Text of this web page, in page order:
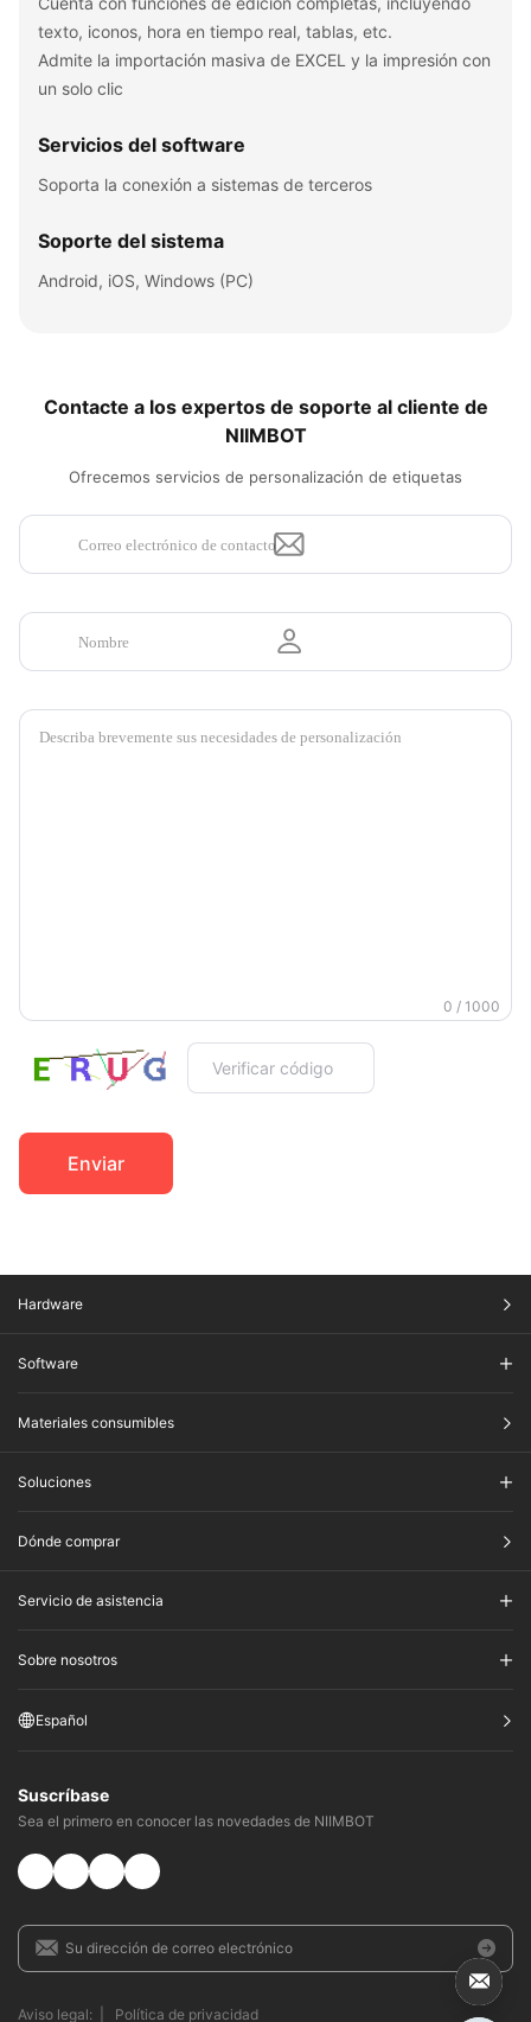
texto, iconos, hora en tiempo real, tablas, etc.​
Admite la importación masiva de EXCEL y la impresión con
un solo clic
Servicios del software​
Soporta la conexión a sistemas de terceros
Soporte del sistema​
Android, iOS, Windows (PC)
Contacte a los expertos de soporte al cliente de
NIIMBOT
Ofrecemos servicios de personalización de etiquetas
0 / 1000
Enviar​
Hardware
Software
Materiales consumibles
Soluciones
Dónde comprar
Servicio de asistencia
Sobre nosotros
Español
Suscríbase
Sea el primero en conocer las novedades de NIIMBOT
Aviso legal: Política de privacidad